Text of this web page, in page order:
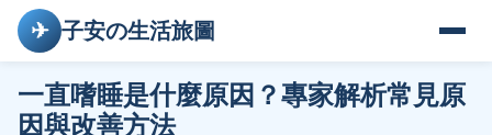
✈ 子安の生活旅圖
一直嗜睡是什麼原因？專家解析常見原
因與改善方法